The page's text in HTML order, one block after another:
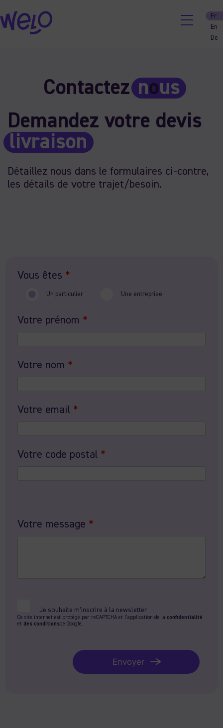
Fr
En
De
Contactez nous
Demandez votre devis
livraison
Détaillez nous dans le formulaires ci-contre,
les détails de votre trajet/besoin.
Vous êtes *
Un particulier Une entreprise
Votre prénom *
Votre nom *
Votre email *
Votre code postal *
Votre message *
Je souhaite m’inscrire à la newsletter
Ce site internet est protégé par reCAPTCHA et l’application de la confidentialité
et des conditionsde Google.
Envoyer